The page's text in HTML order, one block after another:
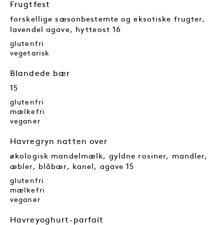
Frugtfest
forskellige sæsonbestemte og eksotiske frugter,
lavendel agave, hytteost 16
glutenfri
vegetarisk
Blandede bær
15
glutenfri
mælkefri
veganer
Havregryn natten over
økologisk mandelmælk, gyldne rosiner, mandler,
æbler, blåbær, kanel, agave 15
glutenfri
mælkefri
veganer
Havreyoghurt-parfait